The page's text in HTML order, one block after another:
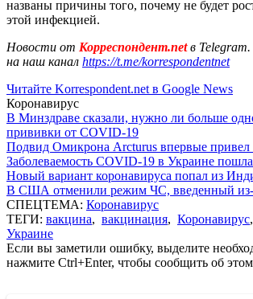
названы причины того, почему не будет
этой инфекцией.
Новости от Корреспондент.netв
на наш канал https://t.me/korrespondentnet
Читайте Korrespondent.net в Google News
Коронавирус
В Минздраве сказали, нужно ли больше
прививки от COVID-19
Подвид Омикрона Arcturus впервые привел
Заболеваемость COVID-19 в Украине
Новый вариант коронавируса попал из
В США отменили режим ЧС, введенный
СПЕЦТЕМА: Коронавирус
ТЕГИ: вакцина, вакцинация, Коронавирус,
Украине
Если вы заметили ошибку, выделите
нажмите Ctrl+Enter, чтобы сообщить об